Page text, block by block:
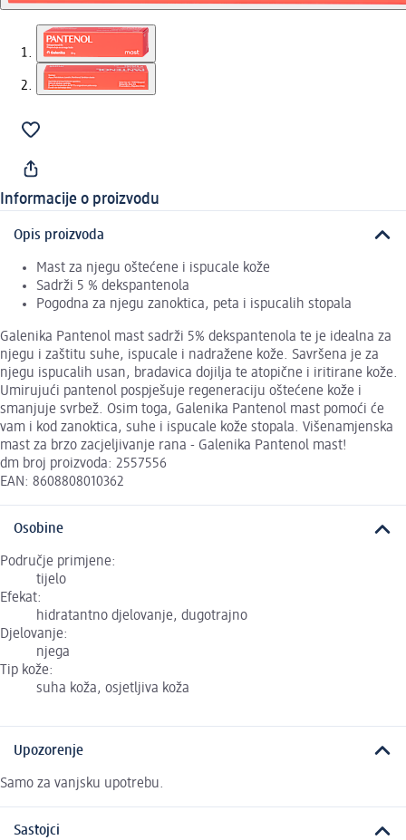
Informacije o proizvodu
Opis proizvoda
Mast za njegu oštećene i ispucale kože
Sadrži 5 % dekspantenola
Pogodna za njegu zanoktica, peta i ispucalih stopala
Galenika Pantenol mast sadrži 5% dekspantenola te je idealna za
njegu i zaštitu suhe, ispucale i nadražene kože. Savršena je za
njegu ispucalih usan, bradavica dojilja te atopične i iritirane kože.
Umirujući pantenol pospješuje regeneraciju oštećene kože i
smanjuje svrbež. Osim toga, Galenika Pantenol mast pomoći će
vam i kod zanoktica, suhe i ispucale kože stopala. Višenamjenska
mast za brzo zacjeljivanje rana - Galenika Pantenol mast!
dm broj proizvoda: 2557556
EAN: 8608808010362
Osobine
Područje primjene:
tijelo
Efekat:
hidratantno djelovanje, dugotrajno
Djelovanje:
njega
Tip kože:
suha koža, osjetljiva koža
Upozorenje
Samo za vanjsku upotrebu.
Sastojci